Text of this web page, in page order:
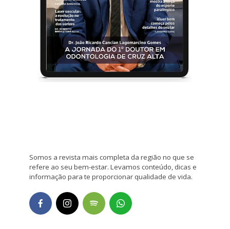
Somos a revista mais completa da região no que se
refere ao seu bem-estar. Levamos conteúdo, dicas e
informação para te proporcionar qualidade de vida.